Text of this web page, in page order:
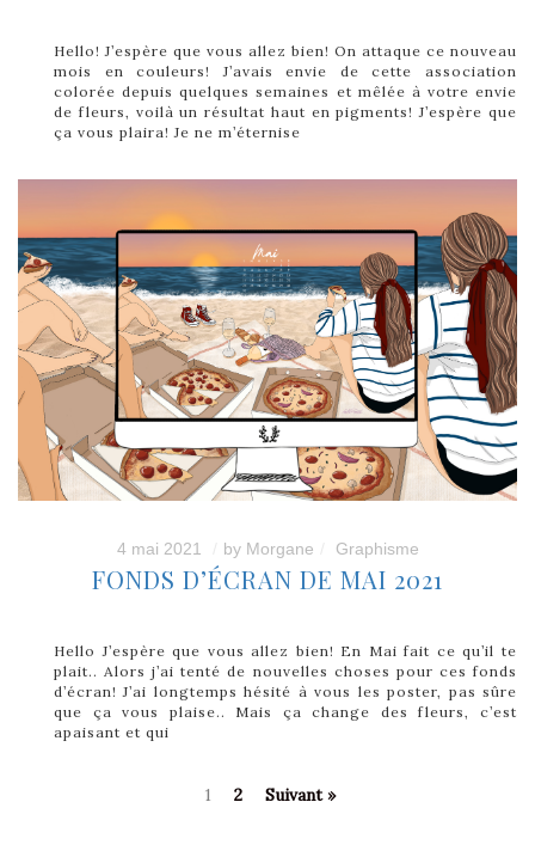
Hello! J’espère que vous allez bien! On attaque ce nouveau
mois en couleurs! J’avais envie de cette association
colorée depuis quelques semaines et mêlée à votre envie
de fleurs, voilà un résultat haut en pigments! J’espère que
ça vous plaira! Je ne m’éternise
4 mai 2021 by Morgane Graphisme
FONDS D’ÉCRAN DE MAI 2021
Hello J’espère que vous allez bien! En Mai fait ce qu’il te
plait.. Alors j’ai tenté de nouvelles choses pour ces fonds
d’écran! J’ai longtemps hésité à vous les poster, pas sûre
que ça vous plaise.. Mais ça change des fleurs, c’est
apaisant et qui
1 2 Suivant »